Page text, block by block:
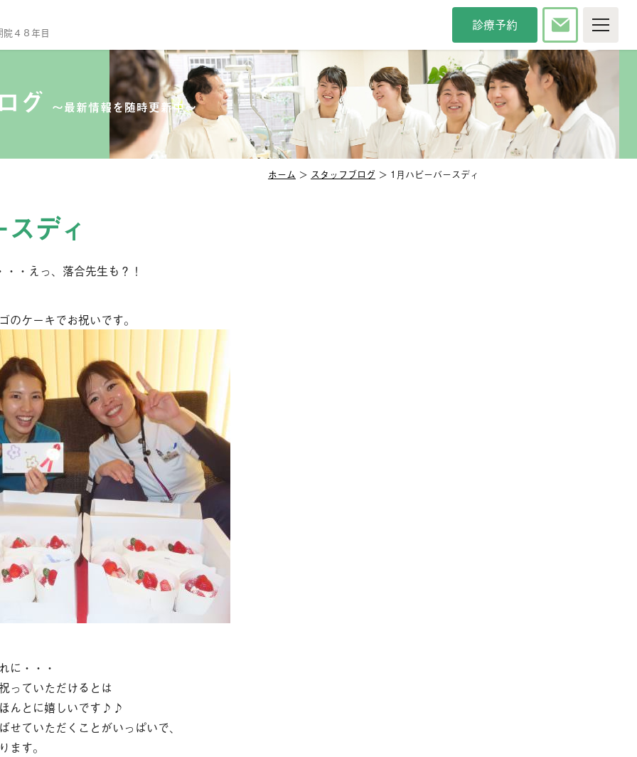
４８年目 診療予約
当院について
診療時間・方針
院長紹介
スタッフ紹介
インタビュー
院内紹介
アクセス
グ 〜最新情報を随時更新中〜
ホーム ＞ スタッフブログ ＞ 1月ハピーバースディ
ディ
・えっ、落合先生も？！
のケーキでお祝いです。
に・・・
っていただけるとは
んとに嬉しいです♪♪
ていただくことがいっぱいで、
ます。